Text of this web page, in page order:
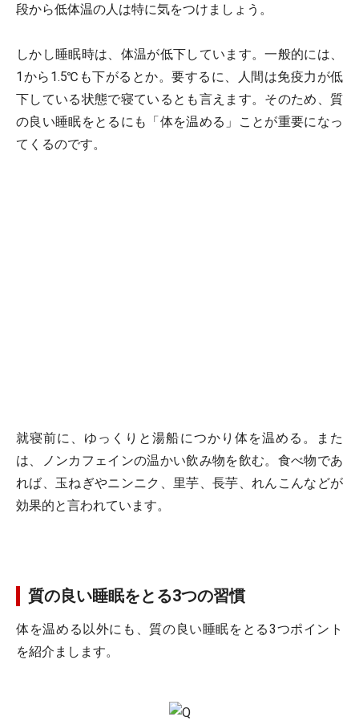
段から低体温の人は特に気をつけましょう。
しかし睡眠時は、体温が低下しています。一般的には、
1から1.5℃も下がるとか。要するに、人間は免疫力が低
下している状態で寝ているとも言えます。そのため、質
の良い睡眠をとるにも「体を温める」ことが重要になっ
てくるのです。
就寝前に、ゆっくりと湯船につかり体を温める。また
は、ノンカフェインの温かい飲み物を飲む。食べ物であ
れば、玉ねぎやニンニク、里芋、長芋、れんこんなどが
効果的と言われています。
質の良い睡眠をとる3つの習慣
体を温める以外にも、質の良い睡眠をとる3つポイント
を紹介まします。